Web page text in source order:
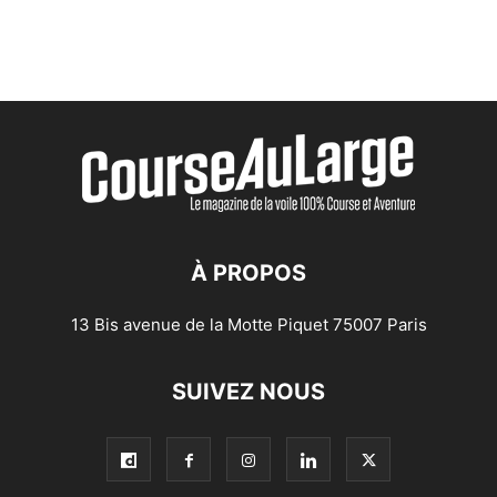
À PROPOS
13 Bis avenue de la Motte Piquet 75007 Paris
SUIVEZ NOUS